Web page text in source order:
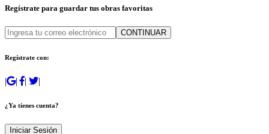
Regístrate para guardar tus obras favoritas
CONTINUAR
Regístrate con:
| | | |
¿Ya tienes cuenta?
Iniciar Sesión